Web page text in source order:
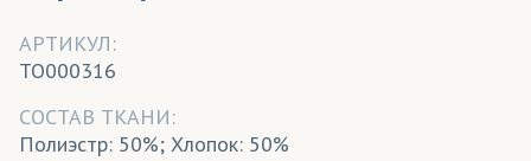
АРТИКУЛ:
TO000316
CОСТАВ ТКАНИ:
Полиэстр: 50%; Хлопок: 50%